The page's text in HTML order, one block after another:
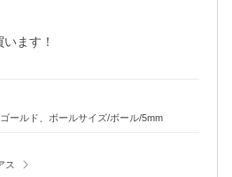
ます！
ールド、ボールサイズ/ボール/5mm
ス